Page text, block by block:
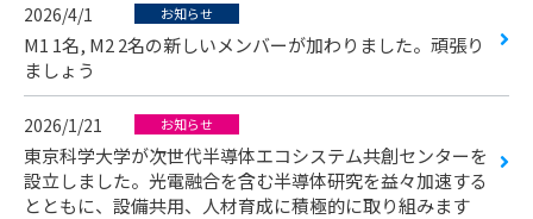
2026/4/1 お知らせ
M1 1名, M2 2名の新しいメンバーが加わりました。頑張り
ましょう
2026/1/21 お知らせ
東京科学大学が次世代半導体エコシステム共創センターを
設立しました。光電融合を含む半導体研究を益々加速する
とともに、設備共用、人材育成に積極的に取り組みます